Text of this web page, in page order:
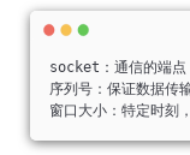
socket：通信的端点
序列号：保证数据传
窗口大小：特定时刻